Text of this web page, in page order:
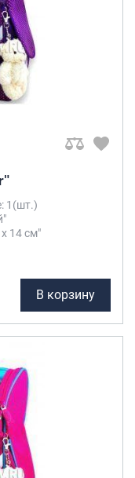
1(шт.)
14 см"
В корзину